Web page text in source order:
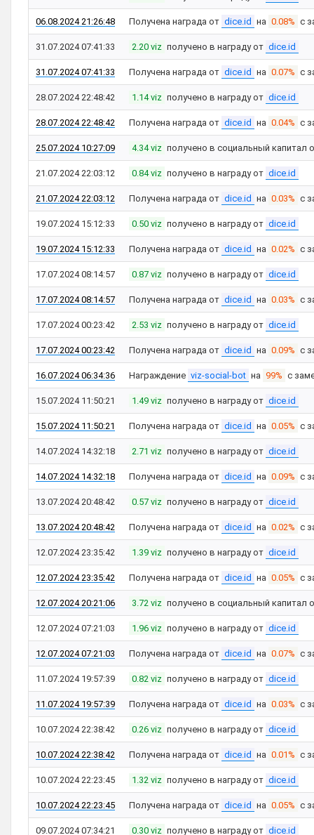
06.08.2024 21:26:48 Получена награда от dice.id на 0.08% с
31.07.2024 07:41:33 2.20 viz получено в награду от dice.id
31.07.2024 07:41:33 Получена награда от dice.id на 0.07% с
28.07.2024 22:48:42 1.14 viz получено в награду от dice.id
28.07.2024 22:48:42 Получена награда от dice.id на 0.04% с
25.07.2024 10:27:09 4.34 viz получено в социальный капитал
21.07.2024 22:03:12 0.84 viz получено в награду от dice.id
21.07.2024 22:03:12 Получена награда от dice.id на 0.03% с
19.07.2024 15:12:33 0.50 viz получено в награду от dice.id
19.07.2024 15:12:33 Получена награда от dice.id на 0.02% с
17.07.2024 08:14:57 0.87 viz получено в награду от dice.id
17.07.2024 08:14:57 Получена награда от dice.id на 0.03% с
17.07.2024 00:23:42 2.53 viz получено в награду от dice.id
17.07.2024 00:23:42 Получена награда от dice.id на 0.09% с
16.07.2024 06:34:36 Награждение viz-social-bot на 99% с
15.07.2024 11:50:21 1.49 viz получено в награду от dice.id
15.07.2024 11:50:21 Получена награда от dice.id на 0.05% с
14.07.2024 14:32:18 2.71 viz получено в награду от dice.id
14.07.2024 14:32:18 Получена награда от dice.id на 0.09% с
13.07.2024 20:48:42 0.57 viz получено в награду от dice.id
13.07.2024 20:48:42 Получена награда от dice.id на 0.02% с
12.07.2024 23:35:42 1.39 viz получено в награду от dice.id
12.07.2024 23:35:42 Получена награда от dice.id на 0.05% с
12.07.2024 20:21:06 3.72 viz получено в социальный капитал
12.07.2024 07:21:03 1.96 viz получено в награду от dice.id
12.07.2024 07:21:03 Получена награда от dice.id на 0.07% с
11.07.2024 19:57:39 0.82 viz получено в награду от dice.id
11.07.2024 19:57:39 Получена награда от dice.id на 0.03% с
10.07.2024 22:38:42 0.26 viz получено в награду от dice.id
10.07.2024 22:38:42 Получена награда от dice.id на 0.01% с
10.07.2024 22:23:45 1.32 viz получено в награду от dice.id
10.07.2024 22:23:45 Получена награда от dice.id на 0.05% с
09.07.2024 07:34:21 0.30 viz получено в награду от dice.id